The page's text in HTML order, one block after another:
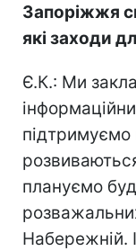
Запоріжжя
які заходи
Є.К.: Ми
плануємо
Набережній.